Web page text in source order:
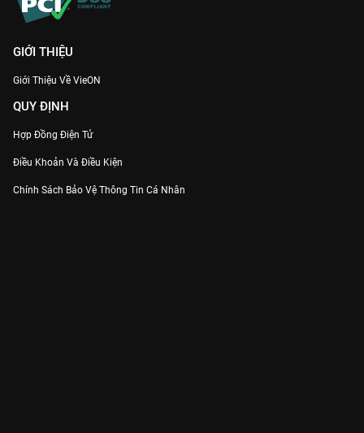
GIỚI THIỆU
Giới Thiệu Về VieON
QUY ĐỊNH
Hợp Đồng Điện Tử
Điều Khoản Và Điều Kiện
Chính Sách Bảo Vệ Thông Tin Cá Nhân